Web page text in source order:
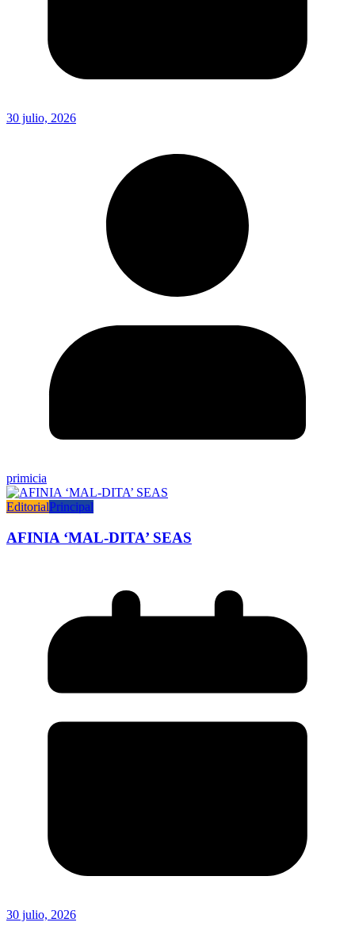
30 julio, 2026
primicia
EditorialPrincipal
AFINIA ‘MAL-DITA’ SEAS
30 julio, 2026